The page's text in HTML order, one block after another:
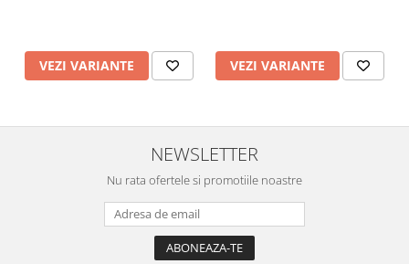
VEZI VARIANTE VEZI VARIANTE
NEWSLETTER
Nu rata ofertele si promotiile noastre